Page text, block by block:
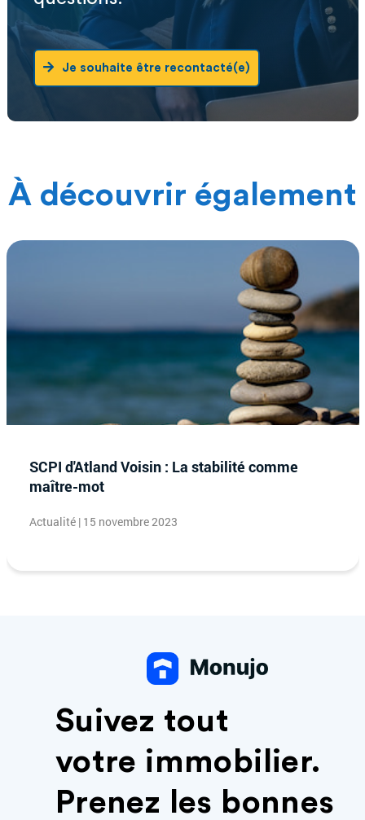
Je souhaite être recontacté(e)
À découvrir également
SCPI d'Atland Voisin : La stabilité comme
maître-mot
Actualité | 15 novembre 2023
Suivez tout
votre immobilier.
Prenez les bonnes